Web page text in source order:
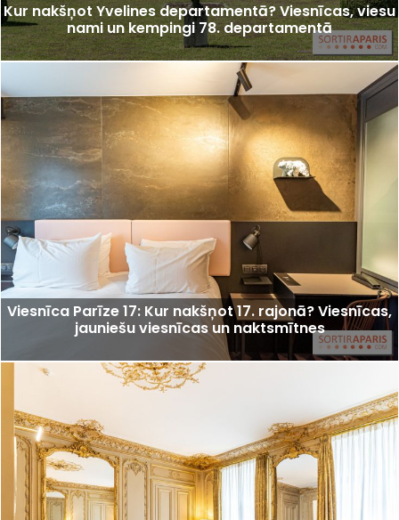
Kur nakšņot Yvelines departamentā? Viesnīcas, viesu
nami un kempingi 78. departamentā
Viesnīca Parīze 17: Kur nakšņot 17. rajonā? Viesnīcas,
jauniešu viesnīcas un naktsmītnes